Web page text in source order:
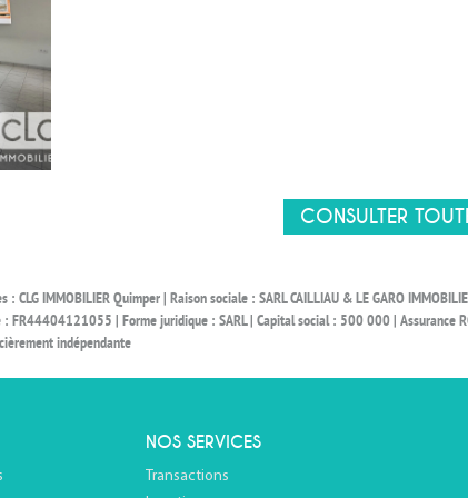
CONSULTER
CLG IMMOBILIER Quimper | Raison sociale : SARL CAILLIAU & LE GARO
FR44404121055 | Forme juridique : SARL | Capital social : 500 000 | Assurance
indépendante
NOS SERVICES
Transactions